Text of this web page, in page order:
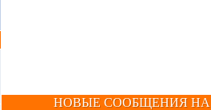
НОВЫЕ СООБЩЕНИЯ